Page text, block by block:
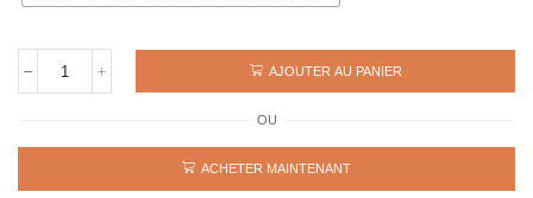
quantité
rétro
AJOUTER AU PANIER
OU
ACHETER MAINTENANT